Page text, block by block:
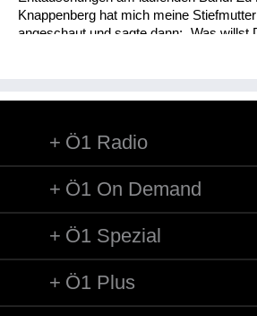
Knappenberg hat mich meine
angeschaut und sagte dann: „Was willst
mehr Dein Zuhause! Ich bin von Deinem
kannst eine Nacht hier schlafen, aber
geschah. Ich ging am nächsten Tag
Koffer und Habseligkeiten hatte ich mit.
Ö1 Radio
Ö1 On Demand
Ö1 Spezial
Ö1 Plus